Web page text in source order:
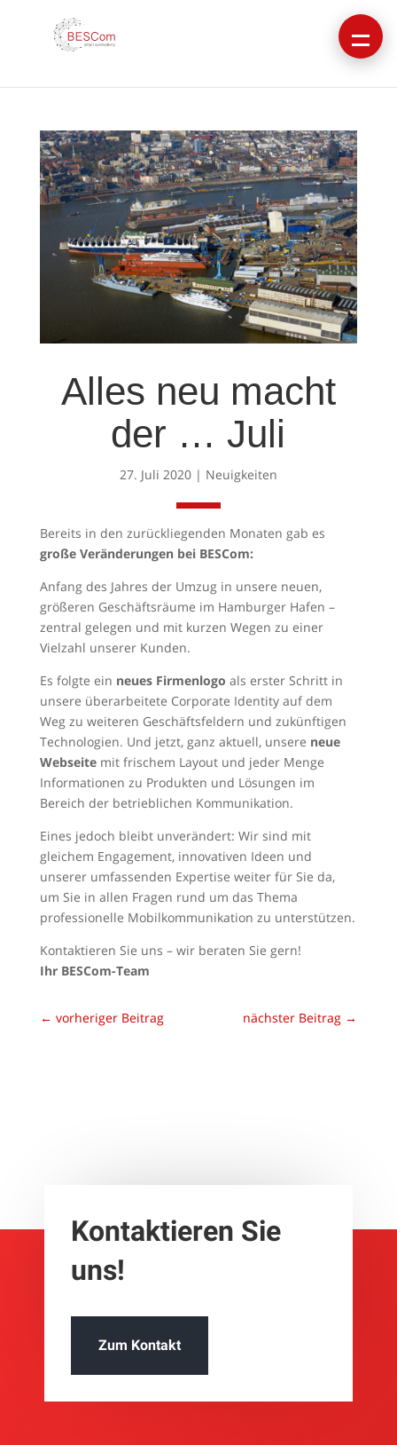
Alles neu macht
der … Juli
27. Juli 2020| Neuigkeiten
Bereits in den zurückliegenden Monaten gab es
große Veränderungen bei BESCom:
Anfang des Jahres der Umzug in unsere neuen,
größeren Geschäftsräume im Hamburger Hafen –
zentral gelegen und mit kurzen Wegen zu einer
Vielzahl unserer Kunden.
Es folgte ein neues Firmenlogo als erster Schritt in
unsere überarbeitete Corporate Identity auf dem
Weg zu weiteren Geschäftsfeldern und zukünftigen
Technologien. Und jetzt, ganz aktuell, unsere neue
Webseitemit frischem Layout und jeder Menge
Informationen zu Produkten und Lösungen im
Bereich der betrieblichen Kommunikation.
Eines jedoch bleibt unverändert: Wir sind mit
gleichem Engagement, innovativen Ideen und
unserer umfassenden Expertise weiter für Sie da,
um Sie in allen Fragen rund um das Thema
professionelle Mobilkommunikation zu unterstützen.
Kontaktieren Sie uns – wir beraten Sie gern!
Ihr BESCom-Team
← vorheriger Beitrag nächster Beitrag →
Kontak­tieren Sie
uns!
Zum Kontakt